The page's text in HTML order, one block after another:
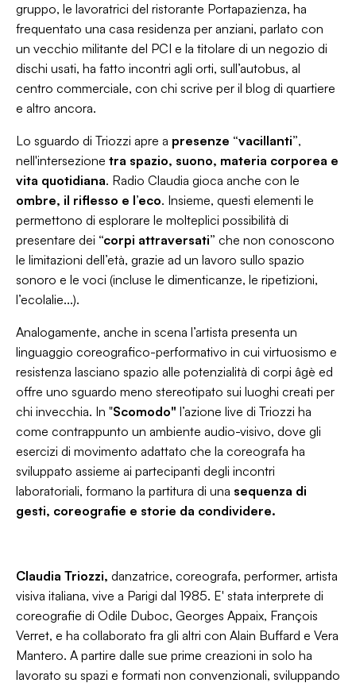
gruppo, le lavoratrici del ristorante Portapazienza, ha
frequentato una casa residenza per anziani, parlato con
un vecchio militante del PCI e la titolare di un negozio di
dischi usati, ha fatto incontri agli orti, sull’autobus, al
centro commerciale, con chi scrive per il blog di quartiere
e altro ancora.
Lo sguardo di Triozzi apre a presenze “vacillanti”,
nell'intersezione tra spazio, suono, materia corporea e
vita quotidiana. Radio Claudia gioca anche con le
ombre, il riflesso e l’eco. Insieme, questi elementi le
permettono di esplorare le molteplici possibilità di
presentare dei “corpi attraversati” che non conoscono
le limitazioni dell’età, grazie ad un lavoro sullo spazio
sonoro e le voci (incluse le dimenticanze, le ripetizioni,
l’ecolalie...).
Analogamente, anche in scena l’artista presenta un
linguaggio coreografico-performativo in cui virtuosismo e
resistenza lasciano spazio alle potenzialità di corpi âgè ed
offre uno sguardo meno stereotipato sui luoghi creati per
chi invecchia. In "Scomodo" l’azione live di Triozzi ha
come contrappunto un ambiente audio-visivo, dove gli
esercizi di movimento adattato che la coreografa ha
sviluppato assieme ai partecipanti degli incontri
laboratoriali, formano la partitura di una sequenza di
gesti, coreografie e storie da condividere.
Claudia Triozzi, danzatrice, coreografa, performer, artista
visiva italiana, vive a Parigi dal 1985. E' stata interprete di
coreografie di Odile Duboc, Georges Appaix, François
Verret, e ha collaborato fra gli altri con Alain Buffard e Vera
Mantero. A partire dalle sue prime creazioni in solo ha
lavorato su spazi e formati non convenzionali, sviluppando